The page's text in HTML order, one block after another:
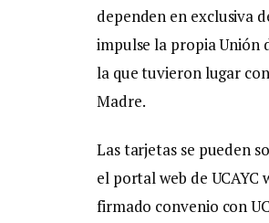
dependen en exclusiva
impulse la propia Unión
la que tuvieron lugar
Madre.
Las tarjetas se pueden
el portal web de UCAYC
firmado convenio con